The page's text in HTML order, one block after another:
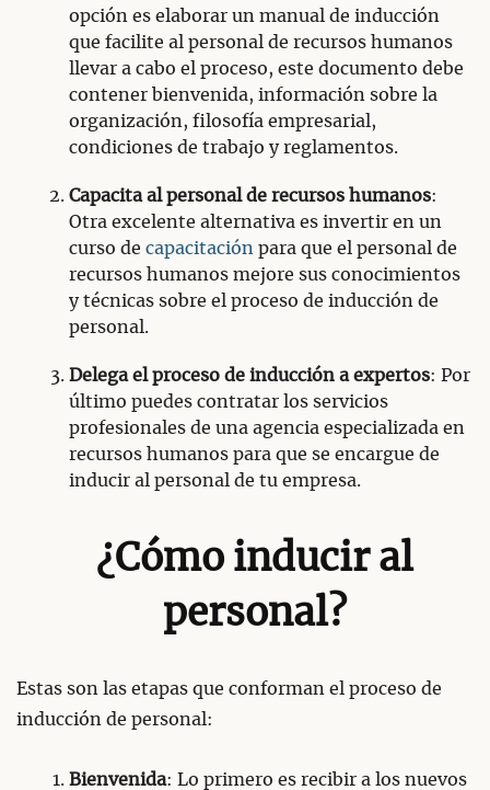
opción es elaborar un manual de inducción
que facilite al personal de recursos humanos
llevar a cabo el proceso, este documento debe
contener bienvenida, información sobre la
organización, filosofía empresarial,
condiciones de trabajo y reglamentos.
Capacita al personal de recursos humanos:
Otra excelente alternativa es invertir en un
curso de capacitación para que el personal de
recursos humanos mejore sus conocimientos
y técnicas sobre el proceso de inducción de
personal.
Delega el proceso de inducción a expertos: Por
último puedes contratar los servicios
profesionales de una agencia especializada en
recursos humanos para que se encargue de
inducir al personal de tu empresa.
¿Cómo inducir al
personal?
Estas son las etapas que conforman el proceso de
inducción de personal:
Bienvenida: Lo primero es recibir a los nuevos